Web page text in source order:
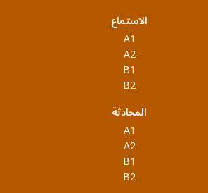
الاستماع
A1
A2
B1
B2
المحادثة
A1
A2
B1
B2